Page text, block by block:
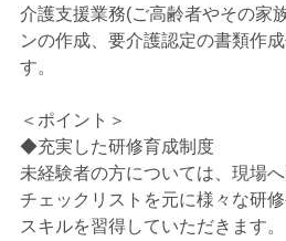
介護支援業務(ご高齢者やその家
ンの作成、要介護認定の書類作
す。
＜ポイント＞
◆充実した研修育成制度
未経験者の方については、現場
チェックリストを元に様々な研
スキルを習得していただきます